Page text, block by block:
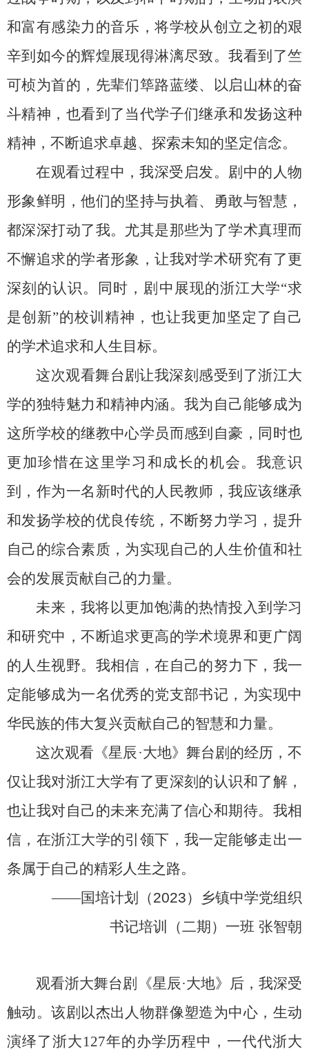
和富有感染力的音乐，将学校从创立之初的艰
辛到如今的辉煌展现得淋漓尽致。我看到了竺
可桢为首的，先辈们筚路蓝缕、以启山林的奋
斗精神，也看到了当代学子们继承和发扬这种
精神，不断追求卓越、探索未知的坚定信念。
在观看过程中，我深受启发。剧中的人物
形象鲜明，他们的坚持与执着、勇敢与智慧，
都深深打动了我。尤其是那些为了学术真理而
不懈追求的学者形象，让我对学术研究有了更
深刻的认识。同时，剧中展现的浙江大学“求
是创新”的校训精神，也让我更加坚定了自己
的学术追求和人生目标。
这次观看舞台剧让我深刻感受到了浙江大
学的独特魅力和精神内涵。我为自己能够成为
这所学校的继教中心学员而感到自豪，同时也
更加珍惜在这里学习和成长的机会。我意识
到，作为一名新时代的人民教师，我应该继承
和发扬学校的优良传统，不断努力学习，提升
自己的综合素质，为实现自己的人生价值和社
会的发展贡献自己的力量。
未来，我将以更加饱满的热情投入到学习
和研究中，不断追求更高的学术境界和更广阔
的人生视野。我相信，在自己的努力下，我一
定能够成为一名优秀的党支部书记，为实现中
华民族的伟大复兴贡献自己的智慧和力量。
这次观看《星辰 ·大地》舞台剧的经历，不
仅让我对浙江大学有了更深刻的认识和了解，
也让我对自己的未来充满了信心和期待。我相
信，在浙江大学的引领下，我一定能够走出一
条属于自己的精彩人生之路。
——国培计划（2023）乡镇中学党组织
书记培训（二期）一班 张智朝
观看浙大舞台剧《星辰·大地》后，我深受
触动。该剧以杰出人物群像塑造为中心，生动
演绎了浙大127年的办学历程中，一代代浙大